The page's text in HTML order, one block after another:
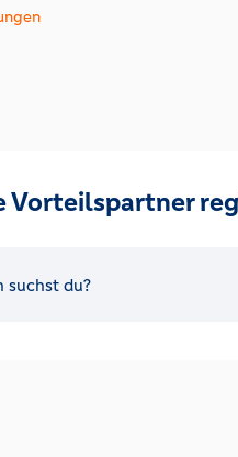
Vorteilspartner